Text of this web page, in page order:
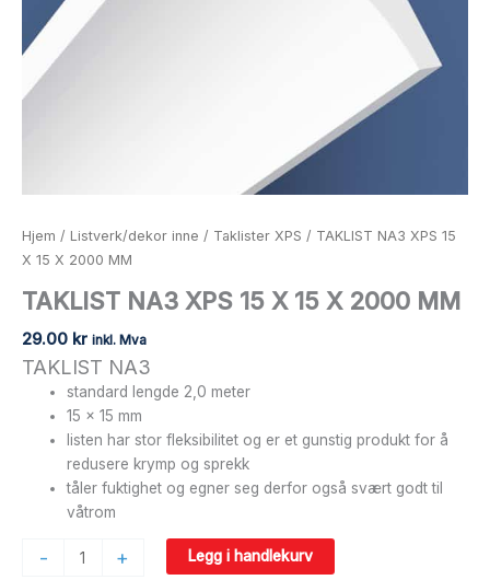
Hjem / Listverk/dekor inne / Taklister XPS / TAKLIST NA3 XPS 15
X 15 X 2000 MM
TAKLIST NA3 XPS 15 X 15 X 2000 MM
29.00 kr inkl. Mva
TAKLIST NA3
standard lengde 2,0 meter
15 x 15 mm
listen har stor fleksibilitet og er et gunstig produkt for å
redusere krymp og sprekk
tåler fuktighet og egner seg derfor også svært godt til
våtrom
- + Legg i handlekurv